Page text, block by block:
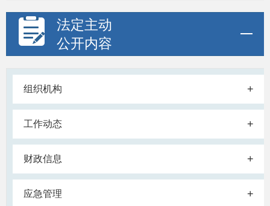
法定主动
公开内容
组织机构 +
工作动态 +
财政信息 +
应急管理 +